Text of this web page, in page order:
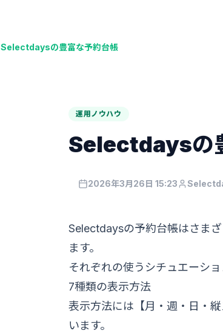
Selectdaysの豊富な予約台帳
運用ノウハウ
Selectdaysの
2026年3月26日 15:23
Selectdaysの予約台帳はさま
ます。
それぞれの使うシチュエーシ
7種類の表示方法
表示方法には【月・週・日・
います。